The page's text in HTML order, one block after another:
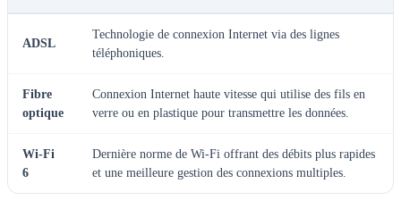
ADSL
Technologie de connexion Internet via des lignes
téléphoniques.
Fibre
optique
Connexion Internet haute vitesse qui utilise des fils en
verre ou en plastique pour transmettre les données.
Wi-Fi
6
Dernière norme de Wi-Fi offrant des débits plus rapides
et une meilleure gestion des connexions multiples.